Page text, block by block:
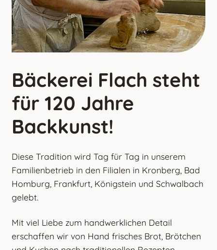
Bäckerei Flach steht
für 120 Jahre
Backkunst!
Diese Tradition wird Tag für Tag in unserem
Familienbetrieb in den Filialen in Kronberg, Bad
Homburg, Frankfurt, Königstein und Schwalbach
gelebt.
Mit viel Liebe zum handwerklichen Detail
erschaffen wir von Hand frisches Brot, Brötchen